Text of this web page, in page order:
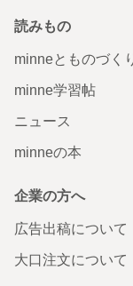
読みもの
minneとものづく
minne学習帖
ニュース
minneの本
企業の方へ
広告出稿について
大口注文について